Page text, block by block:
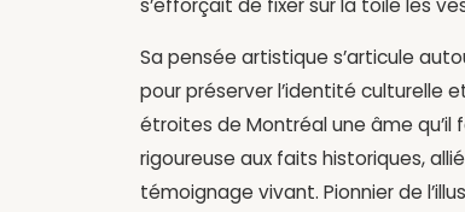
Sa pensée artistique s’articule
pour préserver l’identité culturelle
étroites de Montréal une âme qu’il
rigoureuse aux faits historiques,
témoignage vivant. Pionnier de